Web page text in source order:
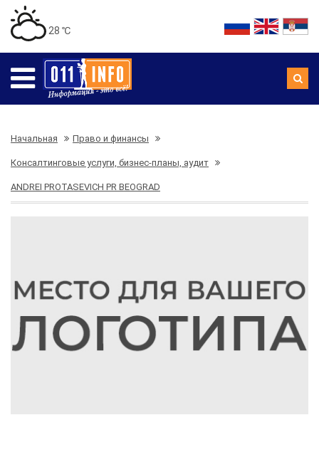
28 ℃
Начальная Право и финансы
Консалтинговые услуги, бизнес-планы, аудит
ANDREI PROTASEVICH PR BEOGRAD